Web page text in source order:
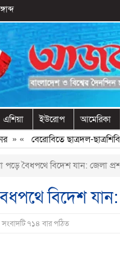
এশিয়া ইউরোপ আমেরিকা
«বেরোবিতে ছাত্রদল-
পড়ে বৈধপথে বিদেশ যান: জেলা
বিদেশ
৭১৪ বার পঠিত